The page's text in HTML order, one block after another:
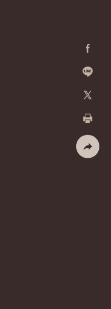
加入好
列印